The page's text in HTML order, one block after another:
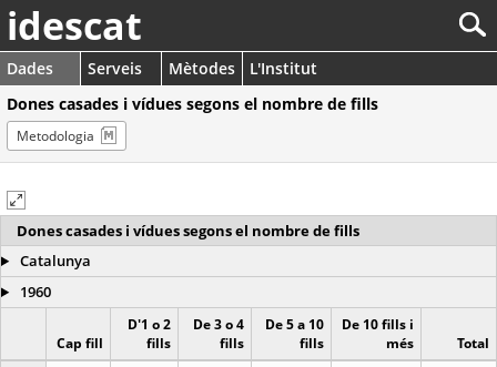
idescat
Dades Serveis Mètodes
L'Institut
Dones casades i vídues segons el nombre de fills
Metodologia
Dones casades i vídues segons el nombre de fills
Catalunya
1960
Cap fill
D'1 o 2
fills
De 3 o 4
fills
De 5 a 10
fills
De 10 fills i
més
Total